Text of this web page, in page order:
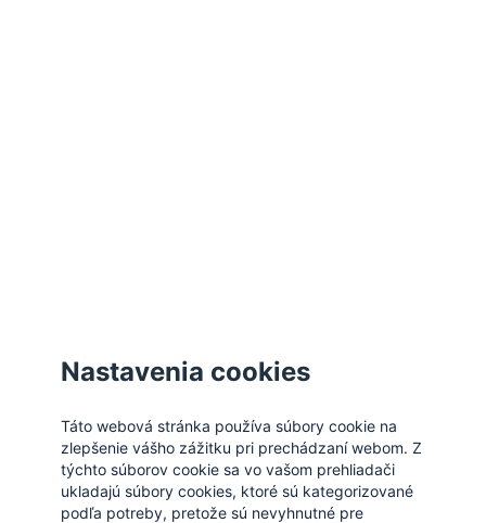
Nastavenia cookies
Táto webová stránka používa súbory cookie na
zlepšenie vášho zážitku pri prechádzaní webom. Z
týchto súborov cookie sa vo vašom prehliadači
ukladajú súbory cookies, ktoré sú kategorizované
podľa potreby, pretože sú nevyhnutné pre